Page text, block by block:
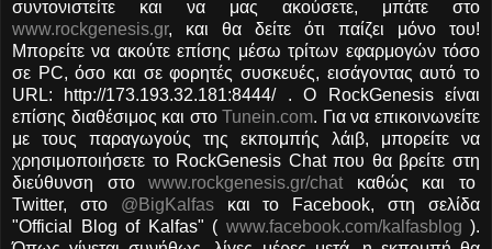
συντονιστείτε και να μας ακούσετε, μπάτε στο
www.rockgenesis.gr, και θα δείτε ότι παίζει μόνο του!
Μπορείτε να ακούτε επίσης μέσω τρίτων εφαρμογών τόσο
σε PC, όσο και σε φορητές συσκευές, εισάγοντας αυτό το
URL: http://173.193.32.181:8444/ . Ο RockGenesis είναι
επίσης διαθέσιμος και στοTunein.com. Για να επικοινωνείτε
με τους παραγωγούς της εκπομπής λάιβ, μπορείτε να
χρησιμοποιήσετε το RockGenesis Chat που θα βρείτε στη
διεύθυνση στοwww.rockgenesis.gr/chat καθώς και το
Twitter, στο @BigKalfasκαι το Facebook, στη σελίδα
"Official Blog of Kalfas" ( www.facebook.com/kalfasblog ).